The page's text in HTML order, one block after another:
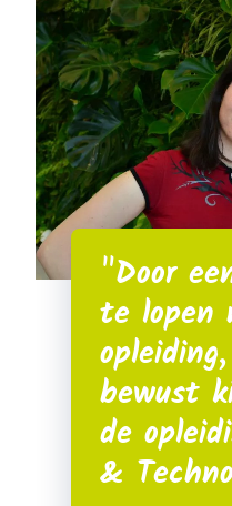
Door
te lopen
bewust
de
&